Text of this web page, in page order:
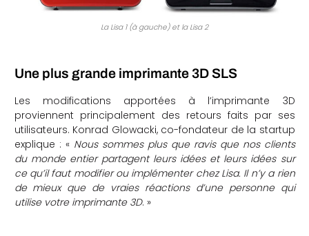
La Lisa 1 (à gauche) et la Lisa 2
Une plus grande imprimante 3D SLS
Les modifications apportées à l’imprimante 3D
proviennent principalement des retours faits par ses
utilisateurs. Konrad Glowacki, co-fondateur de la startup
explique : « Nous sommes plus que ravis que nos clients
du monde entier partagent leurs idées et leurs idées sur
ce qu’il faut modifier ou implémenter chez Lisa. Il n’y a rien
de mieux que de vraies réactions d’une personne qui
utilise votre imprimante 3D. »